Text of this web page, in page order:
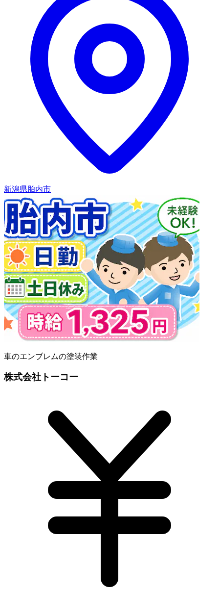
新潟県胎内市
車のエンブレムの塗装作業
株式会社トーコー